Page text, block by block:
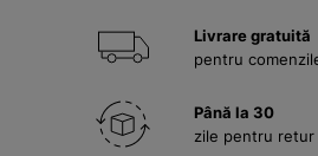
Livrare gratuită
pentru
Până la 30
zile pentru retur